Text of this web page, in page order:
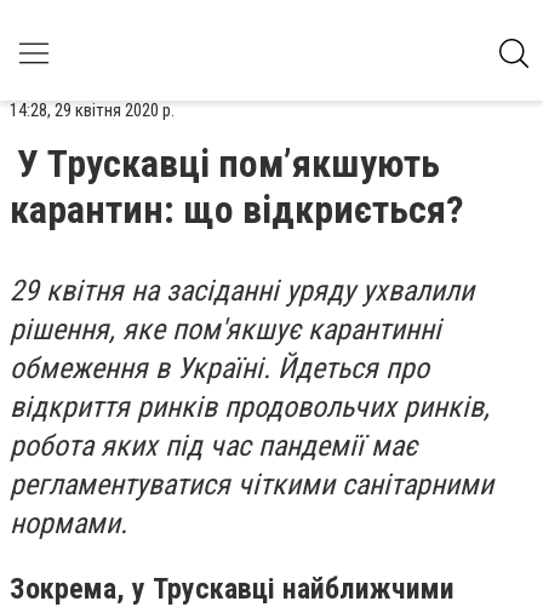
14:28, 29 квітня 2020 р.
У Трускавці пом’якшують
карантин: що відкриється?
29 квітня на засіданні уряду ухвалили
рішення, яке пом'якшує карантинні
обмеження в Україні. Йдеться про
відкриття ринків продовольчих ринків,
робота яких під час пандемії має
регламентуватися чіткими санітарними
нормами.
Зокрема, у Трускавці найближчими